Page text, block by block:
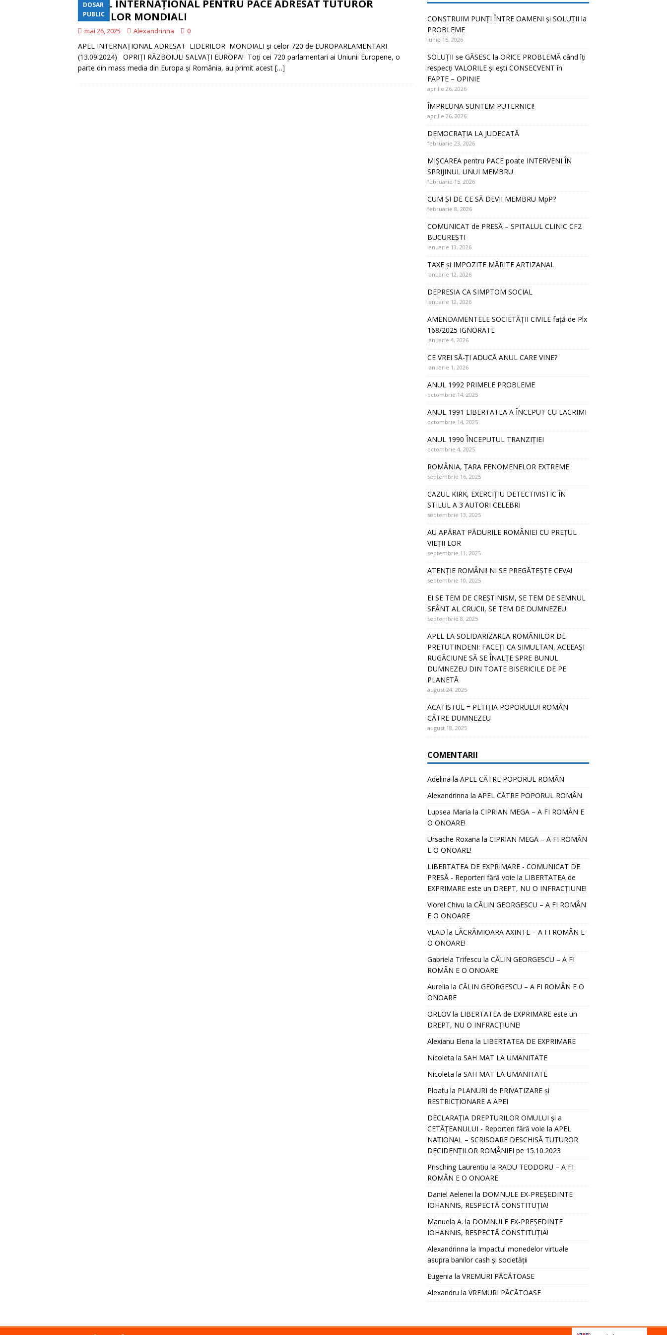
[ iunie 16, 2026 ] CONSTRUIM PUNȚI ÎNTRE OAMENI și SOLUȚII la PROBLEME
EDITORIAL
DOSAR
PUBLIC
APEL INTERNAȚIONAL PENTRU PACE ADRESAT TUTUROR
LIDERILOR MONDIALI
mai 26, 2025 Alexandrinna 0
APEL INTERNAȚIONAL ADRESAT LIDERILOR MONDIALI și celor 720 de EUROPARLAMENTARI
(13.09.2024) OPRIȚI RĂZBOIUL! SALVAȚI EUROPA! Toți cei 720 parlamentari ai Uniunii Europene, o
parte din mass media din Europa și România, au primit acest […]
CONSTRUIM PUNȚI ÎNTRE OAMENI și SOLUȚII la
PROBLEME
iunie 16, 2026
SOLUȚII se GĂSESC la ORICE PROBLEMĂ când îți
respecți VALORILE și ești CONSECVENT în
FAPTE – OPINIE
aprilie 26, 2026
ÎMPREUNA SUNTEM PUTERNICI!
aprilie 26, 2026
DEMOCRAȚIA LA JUDECATĂ
februarie 23, 2026
MIȘCAREA pentru PACE poate INTERVENI ÎN
SPRIJINUL UNUI MEMBRU
februarie 15, 2026
CUM ȘI DE CE SĂ DEVII MEMBRU MpP?
februarie 8, 2026
COMUNICAT de PRESĂ – SPITALUL CLINIC CF2
BUCUREȘTI
ianuarie 13, 2026
TAXE și IMPOZITE MĂRITE ARTIZANAL
ianuarie 12, 2026
DEPRESIA CA SIMPTOM SOCIAL
ianuarie 12, 2026
AMENDAMENTELE SOCIETĂȚII CIVILE față de Plx
168/2025 IGNORATE
ianuarie 4, 2026
CE VREI SĂ-ȚI ADUCĂ ANUL CARE VINE?
ianuarie 1, 2026
ANUL 1992 PRIMELE PROBLEME
octombrie 14, 2025
ANUL 1991 LIBERTATEA A ÎNCEPUT CU LACRIMI
octombrie 14, 2025
ANUL 1990 ÎNCEPUTUL TRANZIȚIEI
octombrie 4, 2025
ROMÂNIA, ȚARA FENOMENELOR EXTREME
septembrie 16, 2025
CAZUL KIRK, EXERCIȚIU DETECTIVISTIC ÎN
STILUL A 3 AUTORI CELEBRI
septembrie 13, 2025
AU APĂRAT PĂDURILE ROMÂNIEI CU PREȚUL
VIEȚII LOR
septembrie 11, 2025
ATENȚIE ROMÂNI! NI SE PREGĂTEȘTE CEVA!
septembrie 10, 2025
EI SE TEM DE CREȘTINISM, SE TEM DE SEMNUL
SFÂNT AL CRUCII, SE TEM DE DUMNEZEU
septembrie 8, 2025
APEL LA SOLIDARIZAREA ROMÂNILOR DE
PRETUTINDENI: FACEȚI CA SIMULTAN, ACEEAȘI
RUGĂCIUNE SĂ SE ÎNALȚE SPRE BUNUL
DUMNEZEU DIN TOATE BISERICILE DE PE
PLANETĂ
august 24, 2025
ACATISTUL = PETIȚIA POPORULUI ROMÂN
CĂTRE DUMNEZEU
august 18, 2025
COMENTARII
Adelina la APEL CĂTRE POPORUL ROMÂN
Alexandrinna la APEL CĂTRE POPORUL ROMÂN
Lupsea Maria la CIPRIAN MEGA – A FI ROMÂN E
O ONOARE!
Ursache Roxana la CIPRIAN MEGA – A FI ROMÂN
E O ONOARE!
LIBERTATEA DE EXPRIMARE - COMUNICAT DE
PRESĂ - Reporteri fără voie la LIBERTATEA de
EXPRIMARE este un DREPT, NU O INFRACȚIUNE!
Viorel Chivu la CĂLIN GEORGESCU – A FI ROMÂN
E O ONOARE
VLAD la LĂCRĂMIOARA AXINTE – A FI ROMÂN E
O ONOARE!
Gabriela Trifescu la CĂLIN GEORGESCU – A FI
ROMÂN E O ONOARE
Aurelia la CĂLIN GEORGESCU – A FI ROMÂN E O
ONOARE
ORLOVla LIBERTATEA de EXPRIMARE este un
DREPT, NU O INFRACȚIUNE!
Alexianu Elena la LIBERTATEA DE EXPRIMARE
Nicoleta la SAH MAT LA UMANITATE
Nicoleta la SAH MAT LA UMANITATE
Ploatu la PLANURI de PRIVATIZARE și
RESTRICȚIONARE A APEI
DECLARAȚIA DREPTURILOR OMULUI și a
CETĂȚEANULUI - Reporteri fără voie la APEL
NAȚIONAL – SCRISOARE DESCHISĂ TUTUROR
DECIDENȚILOR ROMÂNIEI pe 15.10.2023
Prisching Laurentiu la RADU TEODORU – A FI
ROMÂN E O ONOARE
Daniel Aelenei la DOMNULE EX-PREȘEDINTE
IOHANNIS, RESPECTĂ CONSTITUȚIA!
Manuela A. la DOMNULE EX-PREȘEDINTE
IOHANNIS, RESPECTĂ CONSTITUȚIA!
Alexandrinna la Impactul monedelor virtuale
asupra banilor cash și societății
Eugenia la VREMURI PĂCĂTOASE
Alexandru la VREMURI PĂCĂTOASE